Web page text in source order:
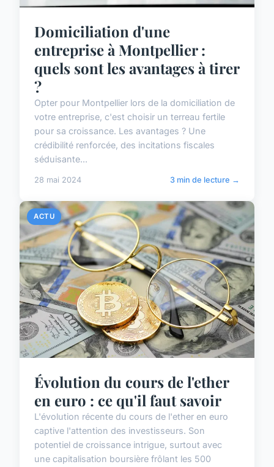
Domiciliation d'une
entreprise à Montpellier :
quels sont les avantages à tirer
?
Opter pour Montpellier lors de la domiciliation de
votre entreprise, c'est choisir un terreau fertile
pour sa croissance. Les avantages ? Une
crédibilité renforcée, des incitations fiscales
séduisante...
28 mai 2024 3 min de lecture →
ACTU
Évolution du cours de l'ether
en euro : ce qu'il faut savoir
L'évolution récente du cours de l'ether en euro
captive l'attention des investisseurs. Son
potentiel de croissance intrigue, surtout avec
une capitalisation boursière frôlant les 500